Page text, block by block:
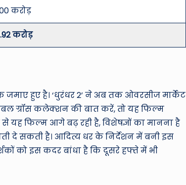
करोड़
करोड़
हुए है। ‘धुरंधर 2’ ने अब तक ओवरसीज मार्केट
ग्रॉस कलेक्शन की बात करें, तो यह फिल्म
यह फिल्म आगे बढ़ रही है, विशेषज्ञों का मानना है
दे सकती है। आदित्य धर के निर्देशन में बनी इस
को इस कदर बांधा है कि दूसरे हफ्ते में भी